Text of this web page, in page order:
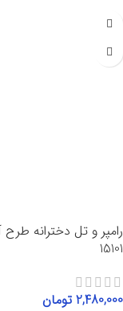
رامپر و تل دخترانه
15101
2,480,000 تومان